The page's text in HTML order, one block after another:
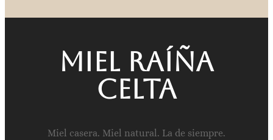
Miel raíña
celta
Miel casera. Miel natural. La de siempre.